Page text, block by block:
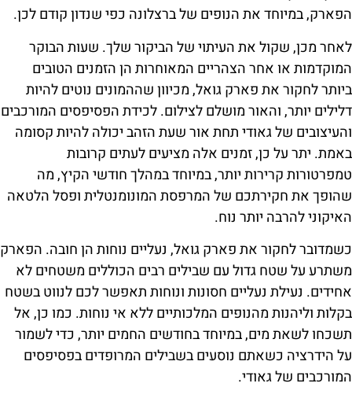
הפארק, במיוחד את הנופים של ברצלונה כפי שנדון קודם לכן.
לאחר מכן, שקול את העיתוי של הביקור שלך. שעות הבוקר
המוקדמות או אחר הצהריים המאוחרות הן הזמנים הטובים
ביותר לחקור את פארק גואל, מכיוון שההמונים נוטים להיות
דלילים יותר, והאור מושלם לצילום. לכידת הפסיפסים המורכבים
והעיצובים של גאודי תחת אור שעת הזהב יכולה להיות קסומה
באמת. יתר על כן, זמנים אלה מציעים לעתים קרובות
טמפרטורות קרירות יותר, במיוחד במהלך חודשי הקיץ, מה
שהופך את חקירתכם של המרפסת המונומנטלית ופסל הלטאה
האיקוני להרבה יותר נוח.
כשמדובר לחקור את פארק גואל, נעליים נוחות הן חובה. הפארק
משתרע על שטח גדול עם שבילים רבים הכוללים משטחים לא
אחידים. נעילת נעליים חסונות ונוחות תאפשר לכם לנווט בשטח
בקלות וליהנות מהנופים המלכותיים ללא אי נוחות. כמו כן, אל
תשכחו לשאת מים, במיוחד בחודשים החמים יותר, כדי לשמור
על הידרציה כשאתם נוסעים בשבילים המרופדים בפסיפסים
המורכבים של גאודי.